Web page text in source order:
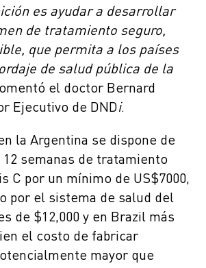
es ayudar a desarrollar
de tratamiento seguro,
que permita a los países
de salud pública de la
el doctor Bernard
Ejecutivo de DNDi.
la Argentina se dispone de
semanas de tratamiento
C por un mínimo de US$7000,
por el sistema de salud del
de $12,000 y en Brazil más
el costo de fabricar
mayor que